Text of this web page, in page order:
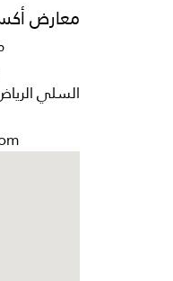
معارض
السلي